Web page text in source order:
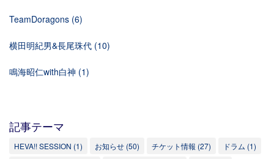
TeamDoragons (6)
横田明紀男&長尾珠代 (10)
鳴海昭仁with白神 (1)
記事テーマ
HEVA!! SESSION (1) お知らせ (50) チケット情報 (27) ドラム (1)